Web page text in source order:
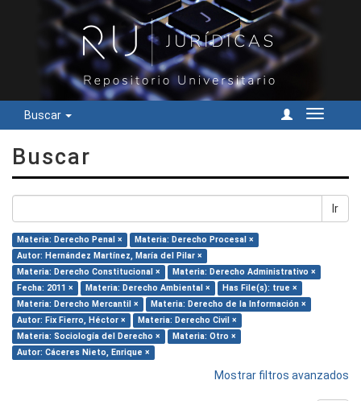
Buscar
Cambiar
Buscar
Ir
Materia: Derecho Penal ×
Materia: Derecho Procesal ×
Autor: Hernández Martínez, María del Pilar ×
Materia: Derecho Constitucional ×
Materia: Derecho Administrativo ×
Fecha: 2011 ×
Materia: Derecho Ambiental ×
Has File(s): true ×
Materia: Derecho Mercantil ×
Materia: Derecho de la Información ×
Autor: Fix Fierro, Héctor ×
Materia: Derecho Civil ×
Materia: Sociología del Derecho ×
Materia: Otro ×
Autor: Cáceres Nieto, Enrique ×
Mostrar filtros avanzados